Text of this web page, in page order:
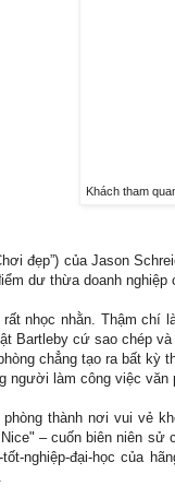
Khách tham
đẹp”) của Jason
dư thừa doanh nghiệp
nhọc nhằn. Thậm chí
Bartleby cứ sao chép
chẳng tạo ra bất kỳ
người làm công việc
phòng thành nơi vui vẻ
– cuốn biên niên sử
nghiệp-đại-học của